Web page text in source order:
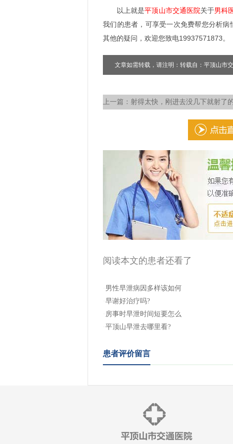
以上就是平顶山市交通医院关于男科
我们的患者，可享受一次免费帮您分析
其他的疑问，欢迎您致电19937571873。
文章如需转载，请注明：转载自：平顶山市
上一篇： 射得太快，刚进去没几下就射了
阅读本文的患者还看了
· 男性早泄病因多样该如何
·早谢好治疗吗?
· 房事时早泄时间短要怎么
·平顶山早泄去哪里看?
患者评价留言